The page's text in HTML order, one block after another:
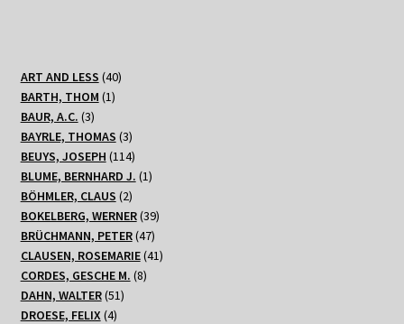
ART AND LESS 4040
BARTH, THOM 11
BAUR, A.C. 33
Produkte
BAYRLE, THOMAS 33
Produkte
BEUYS, JOSEPH 114114
Produkte
BLUME, BERNHARD J. 11
BÖHMLER, CLAUS 22
Produkte
BOKELBERG, WERNER 3939
BRÜCHMANN, PETER 4747
Produkte
CLAUSEN, ROSEMARIE 4141
CORDES, GESCHE M. 88
DAHN, WALTER 5151
DROESE, FELIX 44